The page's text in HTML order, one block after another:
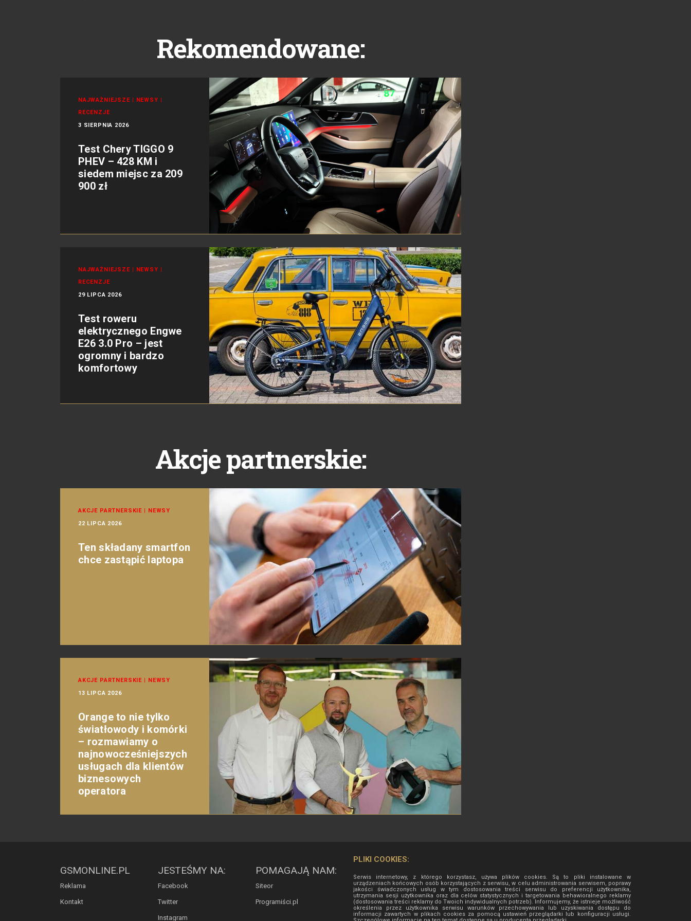
Rekomendowane:
NAJWAŻNIEJSZE | NEWSY |
RECENZJE
3 SIERPNIA 2026
Test Chery TIGGO 9
PHEV – 428 KM i
siedem miejsc za 209
900 zł
NAJWAŻNIEJSZE | NEWSY |
RECENZJE
29 LIPCA 2026
Test roweru
elektrycznego Engwe
E26 3.0 Pro – jest
ogromny i bardzo
komfortowy
Akcje partnerskie:
AKCJE PARTNERSKIE | NEWSY
22 LIPCA 2026
Ten składany smartfon
chce zastąpić laptopa
AKCJE PARTNERSKIE | NEWSY
13 LIPCA 2026
Orange to nie tylko
światłowody i komórki
– rozmawiamy o
najnowocześniejszych
usługach dla klientów
biznesowych
operatora
GSMONLINE.PL
Reklama
Kontakt
JESTEŚMY NA:
Facebook
Twitter
Instagram
POMAGAJĄ NAM:
Siteor
Programiści.pl
PLIKI COOKIES:
Serwis internetowy, z którego korzystasz, używa plików cookies. Są to pliki instalowane w
urządzeniach końcowych osób korzystających z serwisu, w celu administrowania serwisem, poprawy
jakości świadczonych usług w tym dostosowania treści serwisu do preferencji użytkownika,
utrzymania sesji użytkownika oraz dla celów statystycznych i targetowania behawioralnego reklamy
(dostosowania treści reklamy do Twoich indywidualnych potrzeb). Informujemy, że istnieje możliwość
określenia przez użytkownika serwisu warunków przechowywania lub uzyskiwania dostępu do
informacji zawartych w plikach cookies za pomocą ustawień przeglądarki lub konfiguracji usługi.